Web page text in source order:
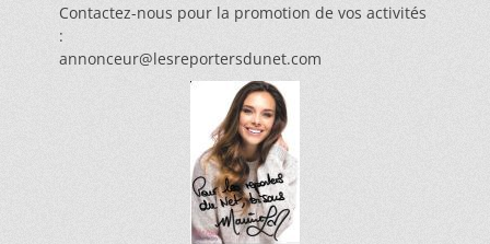
Contactez-nous pour la promotion de vos activités
:
annonceur@lesreportersdunet.com